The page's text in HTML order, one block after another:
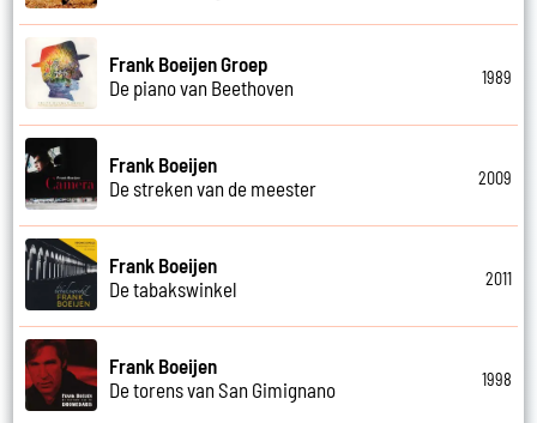
Frank Boeijen Groep
De piano van Beethoven
1989
Frank Boeijen
De streken van de meester
2009
Frank Boeijen
De tabakswinkel
2011
Frank Boeijen
De torens van San Gimignano
1998